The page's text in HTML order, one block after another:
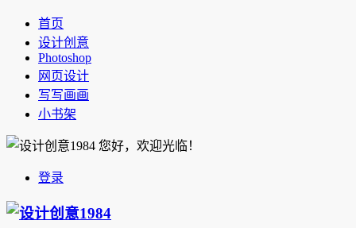
首页
设计创意
Photoshop
网页设计
写写画画
小书架
您好，欢迎光临！
登录